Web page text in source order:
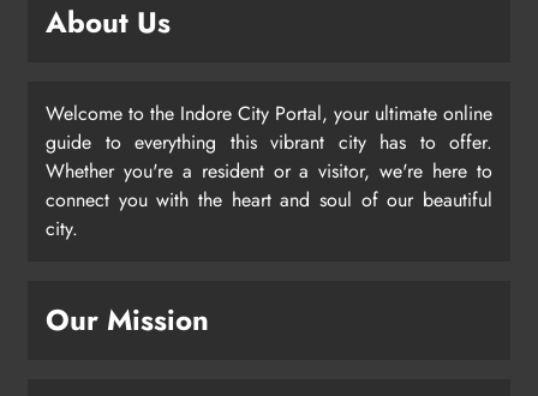
About Us
Welcome to the Indore City Portal, your ultimate online
guide to everything this vibrant city has to offer.
Whether you're a resident or a visitor, we're here to
connect you with the heart and soul of our beautiful
city.
Our Mission